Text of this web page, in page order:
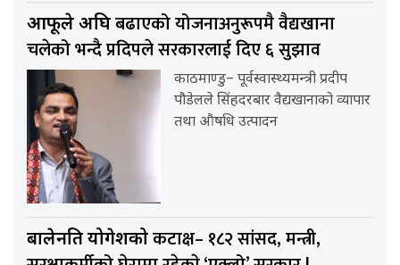
आफूले अघिबढाएको योजनाअनुरूपमै वैद्यखाना
चलेको भन्दै प्रदिपले सरकारलाई दिए ६ सुझाव
काठमाण्डु– पूर्वस्वास्थ्यमन्त्री प्रदीप
पौडेलले सिंहदरबार वैद्यखानाको व्यापार
तथा औषधि उत्पादन
बालेनप्रति योगेशकोकटाक्ष– १८२ सांसद, मन्त्री,